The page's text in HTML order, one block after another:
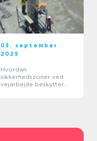
03. september
2025
Hvordan
sikkerhedszoner ved
vejarbejde beskytter